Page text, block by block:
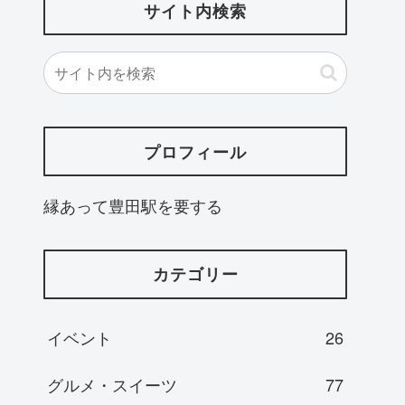
サイト内検索
プロフィール
縁あって豊田駅を要する
カテゴリー
イベント
26
グルメ・スイーツ
77